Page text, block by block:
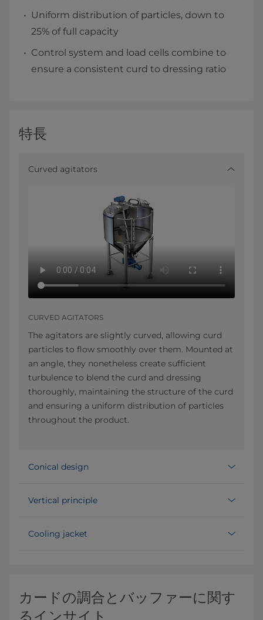
Uniform distribution of particles, down to
25% of full capacity
Control system and load cells combine to
ensure a consistent curd to dressing ratio
特長
Curved agitators
CURVED AGITATORS
The agitators are slightly curved, allowing curd
particles to flow smoothly over them. Mounted at
an angle, they nonetheless create sufficient
turbulence to blend the curd and dressing
thoroughly, maintaining the structure of the curd
and ensuring a uniform distribution of particles
throughout the product.
Conical design
Vertical principle
Cooling jacket
カードの調合とバッファーに関す
るインサイト